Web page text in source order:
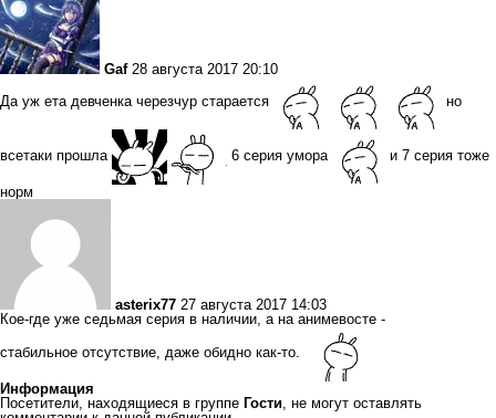
Gaf 28 августа 2017 20:10
Да уж ета девченка черезчур старается
но
всетаки прошла 6 серия умора и 7 серия тоже
норм
asterix77 27 августа 2017 14:03
Кое-где уже седьмая серия в наличии, а на анимевосте -
стабильное отсутствие, даже обидно как-то.
Информация
Посетители, находящиеся в группе Гости, не могут оставлять